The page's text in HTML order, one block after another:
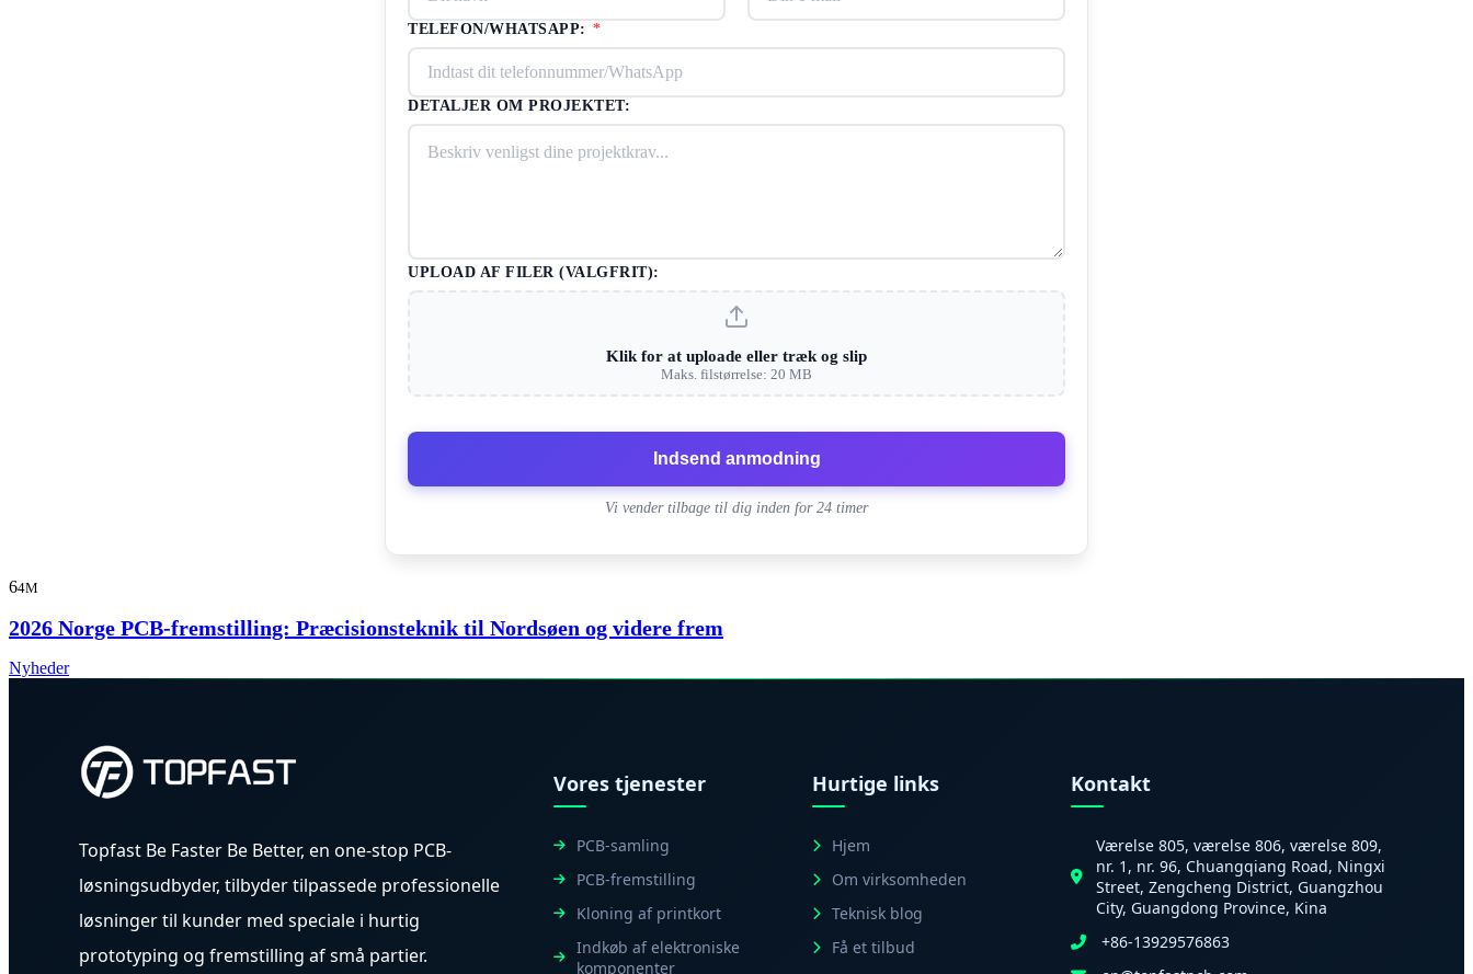
TELEFON/WHATSAPP: *
DETALJER OM PROJEKTET:
UPLOAD AF FILER (VALGFRIT):
Klik for at uploade eller træk og slip
Maks. filstørrelse: 20 MB
Indsend anmodning
Vi vender tilbage til dig inden for 24 timer
64M
2026 Norge PCB-fremstilling: Præcisionsteknik til Nordsøen og videre frem
Nyheder
Topfast Be Faster Be Better, en one-stop PCB-
løsningsudbyder, tilbyder tilpassede professionelle
løsninger til kunder med speciale i hurtig
prototyping og fremstilling af små partier.
Vores tjenester
PCB-samling
PCB-fremstilling
Kloning af printkort
Indkøb af elektroniske
komponenter
Hurtige links
Hjem
Om virksomheden
Teknisk blog
Få et tilbud
Kontakt
Værelse 805, værelse 806, værelse 809,
nr. 1, nr. 96, Chuangqiang Road, Ningxi
Street, Zengcheng District, Guangzhou
City, Guangdong Province, Kina
+86-13929576863